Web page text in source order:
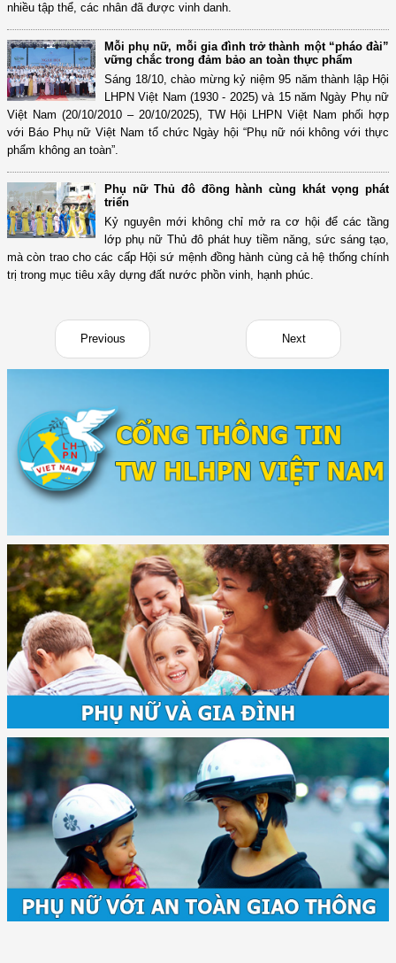
nhiều tập thể, các nhân đã được vinh danh.
Mỗi phụ nữ, mỗi gia đình trở thành một “pháo đài”
vững chắc trong đảm bảo an toàn thực phẩm
Sáng 18/10, chào mừng kỷ niệm 95 năm thành lập Hội
LHPN Việt Nam (1930 - 2025) và 15 năm Ngày Phụ nữ
Việt Nam (20/10/2010 – 20/10/2025), TW Hội LHPN Việt Nam phối hợp
với Báo Phụ nữ Việt Nam tổ chức Ngày hội “Phụ nữ nói không với thực
phẩm không an toàn”.
Phụ nữ Thủ đô đồng hành cùng khát vọng phát
triển
Kỷ nguyên mới không chỉ mở ra cơ hội để các tầng
lớp phụ nữ Thủ đô phát huy tiềm năng, sức sáng tạo,
mà còn trao cho các cấp Hội sứ mệnh đồng hành cùng cả hệ thống chính
trị trong mục tiêu xây dựng đất nước phồn vinh, hạnh phúc.
Previous Next